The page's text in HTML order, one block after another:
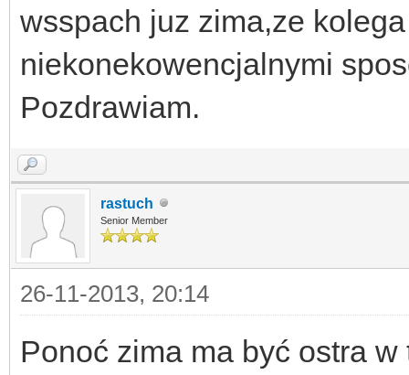
wsspach juz zima,ze
niekonekowencjalnymi
Pozdrawiam.
rastuch
Senior Member
26-11-2013, 20:14
Ponoć zima ma być ostra